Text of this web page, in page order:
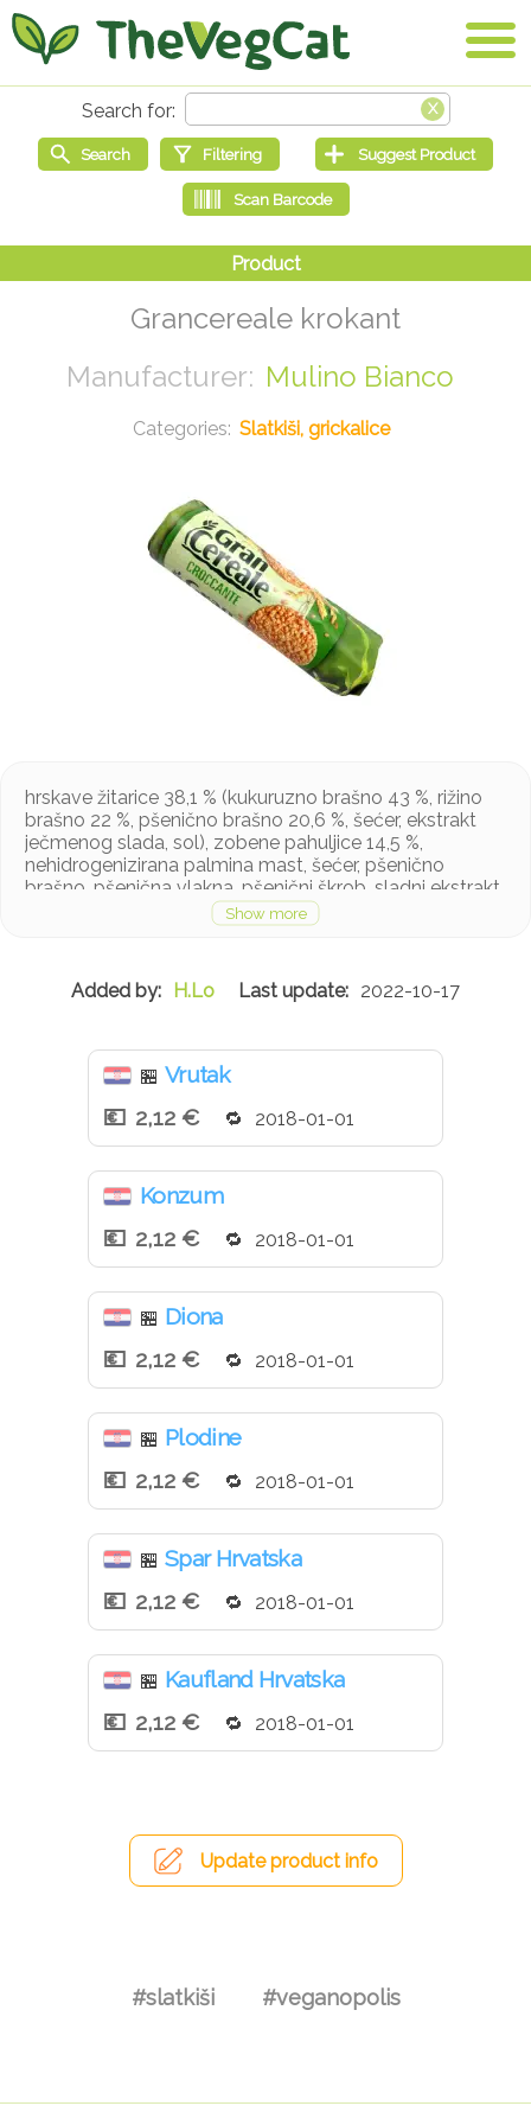
Grancereale krokant
Mulino Bianco
Slatkiši, grickalice
hrskave žitarice 38,1 % (kukuruzno brašno 43 %, rižino
brašno 22 %, pšenično brašno 20,6 %, šećer, ekstrakt
ječmenog slada, sol), zobene pahuljice 14,5 %,
nehidrogenizirana palmina mast, šećer, pšenično
brašno, pšenična vlakna, pšenični škrob, sladni ekstrakt
(ječam, kukuruz), tvari za rahljenje (amonijev hidrogen
karbonat, natrijev hidrogen karbonat), emulgator: sojin
Proizvod sadržava gluten, a može sadržavati ostalo
H.Lo 2022-10-17
🏪 Vrutak
2,12 €
2018-01-01
Konzum
2,12 €
2018-01-01
🏪 Diona
2,12 €
2018-01-01
🏪 Plodine
2,12 €
2018-01-01
🏪 Spar Hrvatska
2,12 €
2018-01-01
🏪 Kaufland Hrvatska
2,12 €
2018-01-01
Update product info
#slatkiši #veganopolis